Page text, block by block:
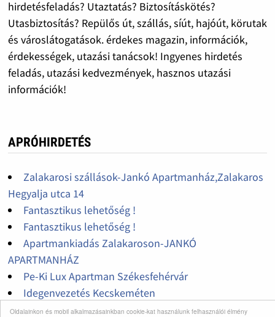
Oldalainkon és mobil alkalmazásainkban cookie-kat használunk felhasználói élmény
hirdetésfeladás? Utaztatás? Biztosításkötés?
Utasbiztosítás? Repülős út, szállás, síút, hajóút, körutak
és városlátogatások. érdekes magazin, információk,
érdekességek, utazási tanácsok! Ingyenes hirdetés
feladás, utazási kedvezmények, hasznos utazási
információk!
APRÓHIRDETÉS
Zalakarosi szállások-Jankó Apartmanház,Zalakaros
Hegyalja utca 14
Fantasztikus lehetőség !
Fantasztikus lehetőség !
Apartmankiadás Zalakaroson-JANKÓ
APARTMANHÁZ
Pe-Ki Lux Apartman Székesfehérvár
Idegenvezetés Kecskeméten
Fantasztikus lehetőség !